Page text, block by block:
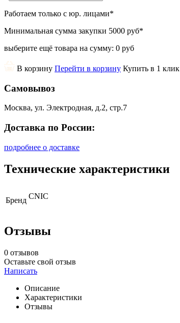
Работаем только с юр. лицами*
Минимальная сумма закупки 5000 руб*
выберите ещё товара на сумму: 0 руб
В корзину Перейти в корзину Купить в 1 клик
Самовывоз
Москва, ул. Электродная, д.2, стр.7
Доставка по России:
подробнее о доставке
Технические характеристики
Бренд CNIC
Отзывы
0 отзывов
Оставьте свой отзыв
Написать
Описание
Характеристики
Отзывы